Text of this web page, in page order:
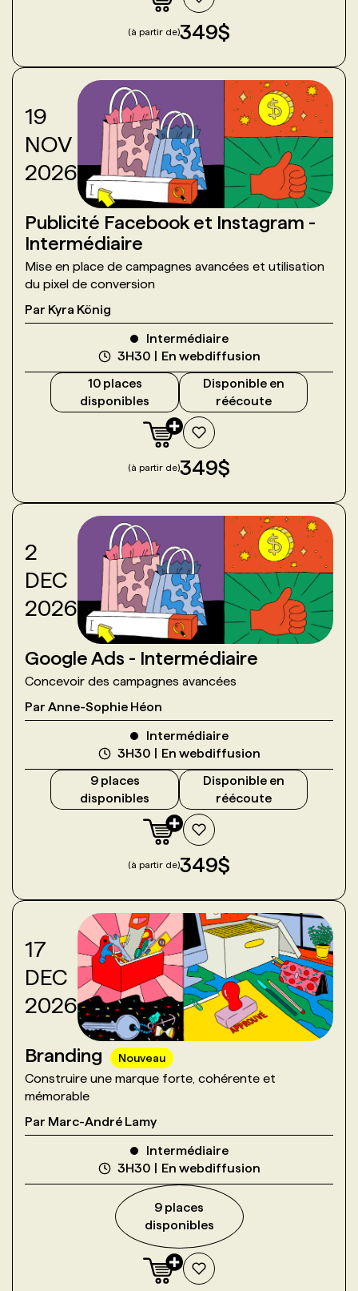
(à partir de)349$
19
NOV
2026
Publicité Facebook et Instagram -
Intermédiaire
Mise en place de campagnes avancées et utilisation
du pixel de conversion
Par Kyra König
Intermédiaire
3H30
En webdiffusion
10places
disponibles
Disponible en
réécoute
(à partir de)349$
2
DEC
2026
Google Ads - Intermédiaire
Concevoir des campagnes avancées
Par Anne-Sophie Héon
Intermédiaire
3H30
En webdiffusion
9places
disponibles
Disponible en
réécoute
(à partir de)349$
17
DEC
2026
Branding Nouveau
Construire une marque forte, cohérente et
mémorable
Par Marc-André Lamy
Intermédiaire
3H30
En webdiffusion
9 places
disponibles